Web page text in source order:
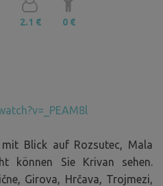
2.1 € 0 €
Blick auf Rozsutec, Mala
können Sie Krivan sehen.
Girova, Hrčava, Trojmezi,